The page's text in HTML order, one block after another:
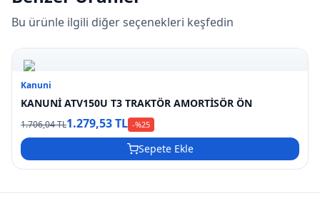
Bu ürünle ilgili diğer seçenekleri keşfedin
Kanuni
KANUNİ ATV150U T3 TRAKTÖR AMORTİSÖR ÖN
1.706,04 TL1.279,53 TL -%25
Sepete Ekle